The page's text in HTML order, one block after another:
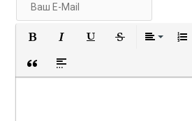
Вставка цитаты
Вставка спойлера